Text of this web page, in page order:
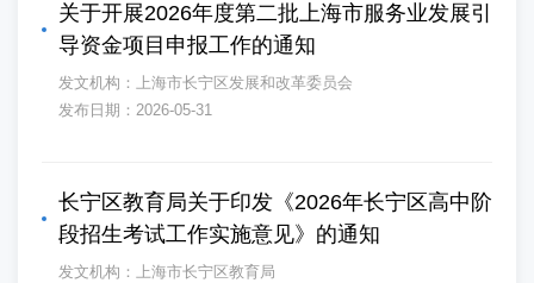
关于开展2026年度第二批上海市服务业发展引
导资金项目申报工作的通知
发文机构：上海市长宁区发展和改革委员会
发布日期：2026-05-31
长宁区教育局关于印发《2026年长宁区高中阶
段招生考试工作实施意见》的通知
发文机构：上海市长宁区教育局